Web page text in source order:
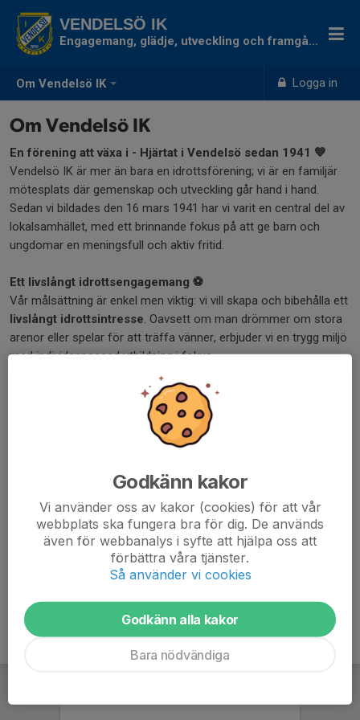
Om Vendelsö IK Logga in
VENDELSÖ IK
Engagemang, glädje, utveckling och framgång
Om Vendelsö IK
En förening att växa i - Hjärtat i Vendelsö sedan 1941 💙
Vendelsö IK är mer än bara en idrottsförening; vi är en familjär
mötesplats där gemenskap och utveckling går hand i hand.
Sedan vi bildades den 16 mars 1941 har vi varit en central del av
lokalsamhället, med ett brinnande fokus på att ge barn och
ungdomar en meningsfull och aktiv fritid.
Ett livslångt idrottsengagemang ⚽
Vår målsättning är enkel men viktig: vi vill skapa och bibehålla ett
livslångt idrottsintresse. Oavsett om man drömmer om stora
arenor eller spelar för att träffa vänner, erbjuder vi en trygg miljö
med individanpassad utbildning i fokus.
Hos oss är alla välkomna. Vi är stolta över att erbjuda en
verksamhet som spänner hela vägen från de första stegen i
fotbollsskolan till våra seniorlag – en röd tråd genom hela livet.
Vi är Vendelsö IK – Tillsammans är vi starka
150 engagerade ledarefyller vi planerna
med glädje och rörelse varje vecka.
Genom vår tydliga spelarutbildningsplan och fokus på både
bredd och spets, bygger vi en framtid där varje individ får växa –
både som fotbollsspelare och som människa.
Godkänn kakor
Vi använder oss av kakor (cookies) för att vår
webbplats ska fungera bra för dig. De används
även för webbanalys i syfte att hjälpa oss att
förbättra våra tjänster.
Så använder vi cookies
Godkänn alla kakor
Bara nödvändiga